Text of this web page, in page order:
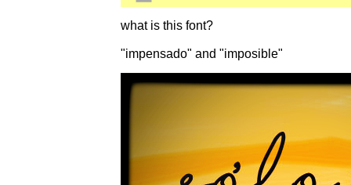
what is this font?
"impensado" and "imposible"